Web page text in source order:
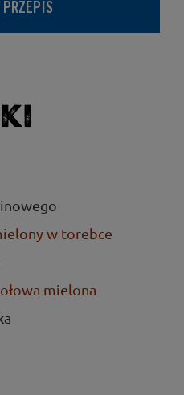
PRZEPIS
w torebce
mielona